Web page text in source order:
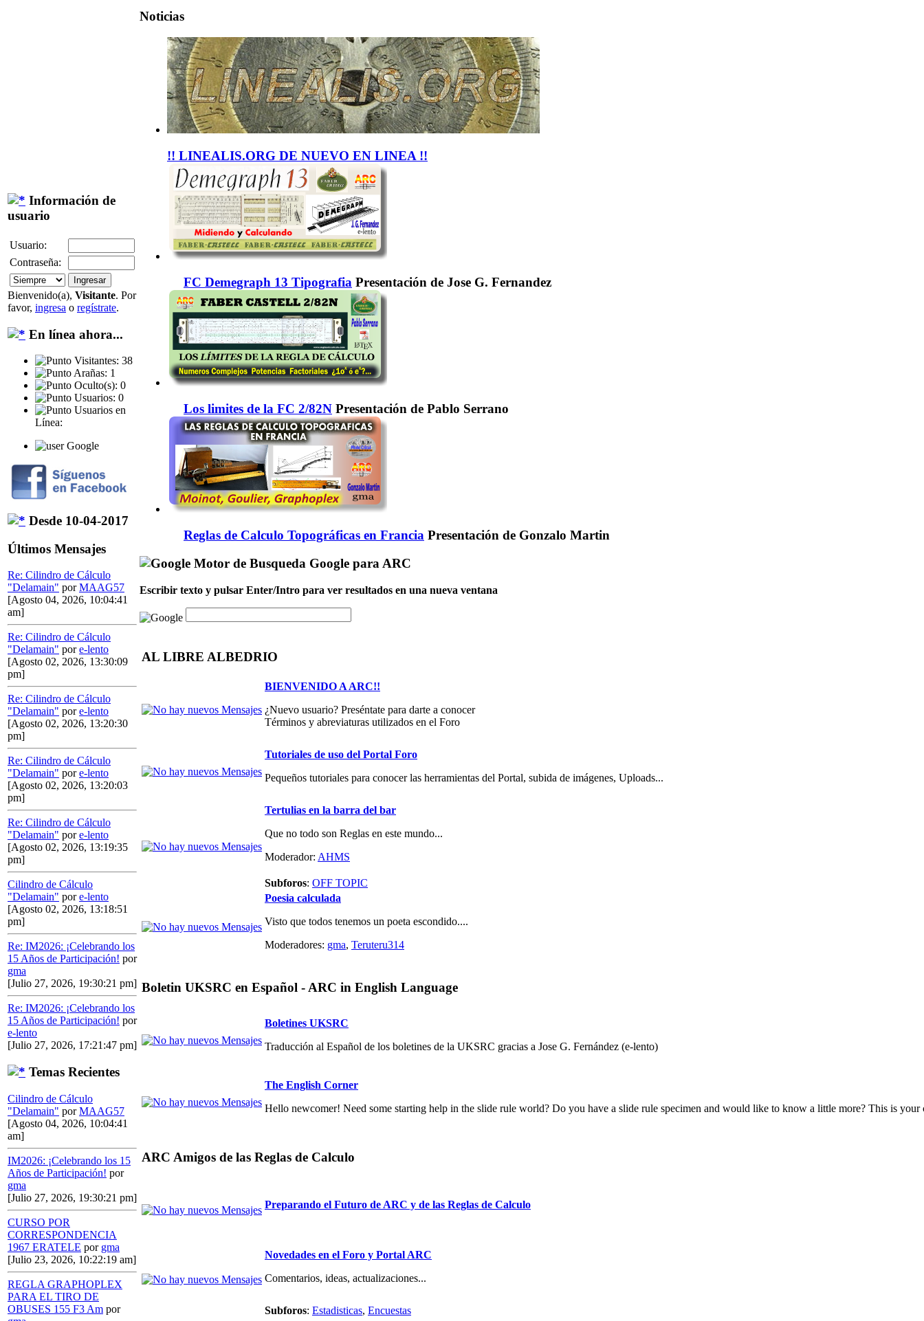
Información de
usuario
Usuario:
Contraseña:
Bienvenido(a), Visitante. Por
favor, ingresa o regístrate.
En línea ahora...
Visitantes: 38
Arañas: 1
Oculto(s): 0
Usuarios: 0
Usuarios en
Línea:
Google
Desde 10-04-2017
Últimos Mensajes
Re: Cilindro de Cálculo
"Delamain" porMAAG57
[Agosto 04, 2026, 10:04:41
am]
Re: Cilindro de Cálculo
"Delamain" pore-lento
[Agosto 02, 2026, 13:30:09
pm]
Re: Cilindro de Cálculo
"Delamain" pore-lento
[Agosto 02, 2026, 13:20:30
pm]
Re: Cilindro de Cálculo
"Delamain" pore-lento
[Agosto 02, 2026, 13:20:03
pm]
Re: Cilindro de Cálculo
"Delamain" pore-lento
[Agosto 02, 2026, 13:19:35
pm]
Cilindro de Cálculo
"Delamain" pore-lento
[Agosto 02, 2026, 13:18:51
pm]
Re: IM2026: ¡Celebrando los
15 Años de Participación! por
gma
[Julio 27, 2026, 19:30:21 pm]
Re: IM2026: ¡Celebrando los
15 Años de Participación! por
e-lento
[Julio 27, 2026, 17:21:47 pm]
Temas Recientes
Cilindro de Cálculo
"Delamain" porMAAG57
[Agosto 04, 2026, 10:04:41
am]
IM2026: ¡Celebrando los 15
Años de Participación! por
gma
[Julio 27, 2026, 19:30:21 pm]
CURSO POR
CORRESPONDENCIA
1967 ERATELE por gma
[Julio 23, 2026, 10:22:19 am]
REGLA GRAPHOPLEX
PARA EL TIRO DE
OBUSES 155 F3 Am por
Noticias
!! LINEALIS.ORG DE NUEVO EN LINEA !!
FC Demegraph 13 Tipografia Presentación de Jose G. Fernandez
Los limites de la FC 2/82N Presentación de Pablo Serrano
Reglas de Calculo Topográficas en Francia Presentación de Gonzalo Martin
Motor de Busqueda Google para ARC
Escribir texto y pulsar Enter/Intro para ver resultados en una nueva ventana
AL LIBRE ALBEDRIO
BIENVENIDO A ARC!!
¿Nuevo usuario? Preséntate para darte a conocer
Términos y abreviaturas utilizados en el Foro
Tutoriales de uso del Portal Foro
Pequeños tutoriales para conocer las herramientas del Portal, subida de imágenes, Uploads...
Tertulias en la barra del bar
Que no todo son Reglas en este mundo...
Moderador: AHMS
Subforos: OFF TOPIC
Poesia calculada
Visto que todos tenemos un poeta escondido....
Moderadores: gma, Teruteru314
Boletin UKSRC en Español - ARC in English Language
Boletines UKSRC
Traducción al Español de los boletines de la UKSRC gracias a Jose G. Fernández (e-lento)
The English Corner
Hello newcomer! Need some starting help in the slide rule world? Do you have a slide rule specimen and would like to know a little more? This is your
ARC Amigos de las Reglas de Calculo
Preparando el Futuro de ARC y de las Reglas de Calculo
Novedades en el Foro y Portal ARC
Comentarios, ideas, actualizaciones...
Subforos: Estadisticas, Encuestas